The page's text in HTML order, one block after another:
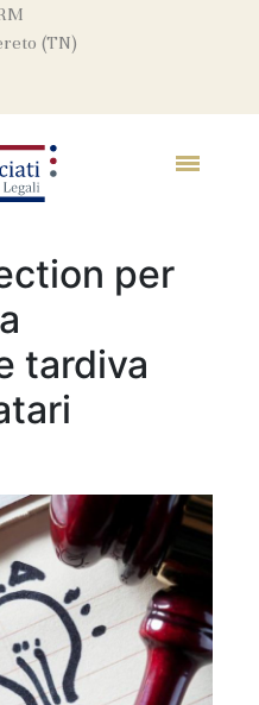
(TN)
per
tardiva